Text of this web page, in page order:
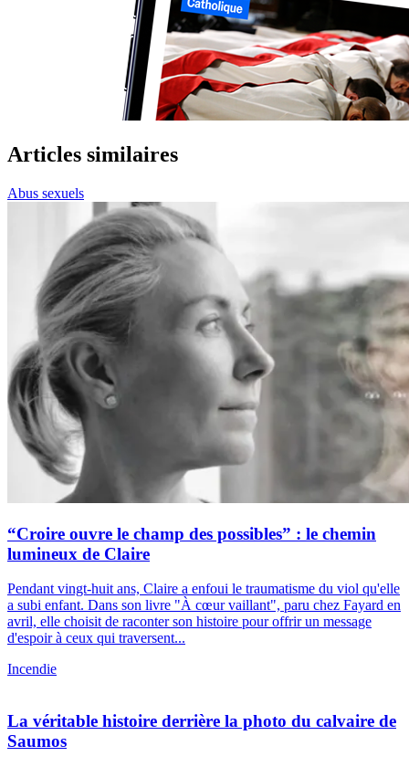
Articles similaires
Abus sexuels
“Croire ouvre le champ des possibles” : le chemin
lumineux de Claire
Pendant vingt-huit ans, Claire a enfoui le traumatisme du viol qu'elle
a subi enfant. Dans son livre "À cœur vaillant", paru chez Fayard en
avril, elle choisit de raconter son histoire pour offrir un message
d'espoir à ceux qui traversent...
Incendie
La véritable histoire derrière la photo du calvaire de
Saumos